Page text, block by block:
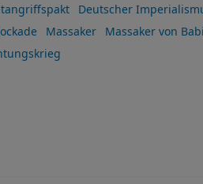
Deutscher
Massaker Massaker von